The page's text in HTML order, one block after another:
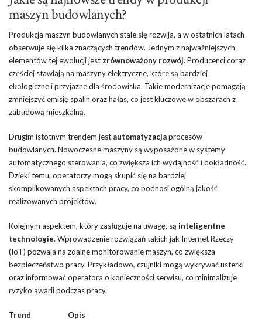
maszyn budowlanych?
Produkcja maszyn budowlanych stale się rozwija, a w ostatnich latach
obserwuje się kilka znaczących trendów. Jednym z najważniejszych
elementów tej ewolucji jest zrównoważony rozwój. Producenci coraz
częściej stawiają na maszyny elektryczne, które są bardziej
ekologiczne i przyjazne dla środowiska. Takie modernizacje pomagają
zmniejszyć emisję spalin oraz hałas, co jest kluczowe w obszarach z
zabudową mieszkalną.
Drugim istotnym trendem jest automatyzacjaprocesów
budowlanych. Nowoczesne maszyny są wyposażone w systemy
automatycznego sterowania, co zwiększa ich wydajność i dokładność.
Dzięki temu, operatorzy mogą skupić się na bardziej
skomplikowanych aspektach pracy, co podnosi ogólną jakość
realizowanych projektów.
Kolejnym aspektem, który zasługuje na uwagę, są inteligentne
technologie. Wprowadzenie rozwiązań takich jak Internet Rzeczy
(IoT) pozwala na zdalne monitorowanie maszyn, co zwiększa
bezpieczeństwo pracy. Przykładowo, czujniki mogą wykrywać usterki
oraz informować operatora o konieczności serwisu, co minimalizuje
ryzyko awarii podczas pracy.
Trend
Opis